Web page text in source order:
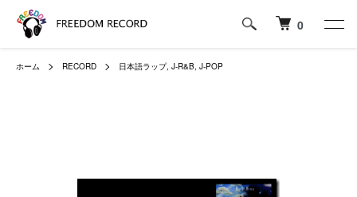
0
ホーム RECORD 日本語ラップ, J-R&B, J-POP